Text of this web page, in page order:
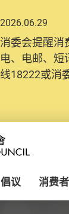
2026.06.29
消委会提醒消
电、电邮、
线18222或消
倡议 消费